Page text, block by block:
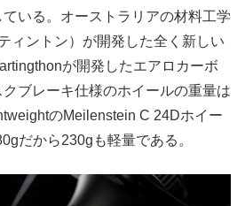
いる。オーストラリアの材料工学
ィントン）が開発した全く新しい
が開発したエアロカーボ
ブレーキ仕様のホイールの重量は
のMeilenstein C 24Dホイー
だから230gも軽量である。